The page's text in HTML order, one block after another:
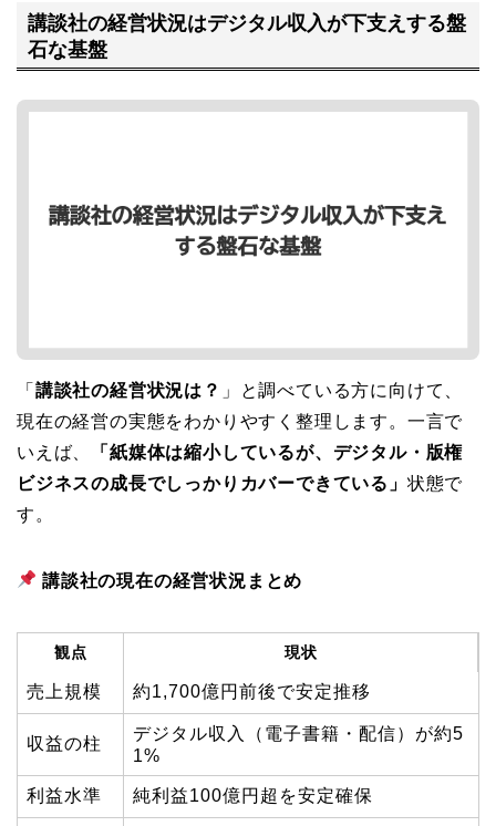
講談社の経営状況はデジタル収入が下支えする盤
石な基盤
「 講談社の経営状況は？ 」と調べている方に向けて、
現在の経営の実態をわかりやすく整理します。一言で
いえば、
「紙媒体は縮小しているが、デジタル・版権
ビジネスの成長でしっかりカバーできている」 状態で
す。
講談社の現在の経営状況まとめ
観点 現状
売上規模 約1,700億円前後で安定推移
収益の柱
デジタル収入（電子書籍・配信）が約5
1%
利益水準 純利益100億円超を安定確保